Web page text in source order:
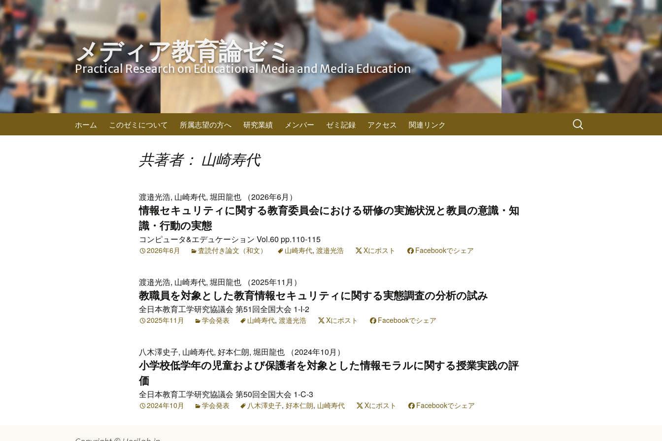
メディア教育論ゼミ
Practical Research on Educational Media and Media Education
ホーム このゼミについて 所属志望の方へ 研究業績 メンバー ゼミ記録 アクセス 関連リンク
検
索:
共著者： 山崎寿代
渡邉光浩, 山崎寿代, 堀田龍也 （2026年6月）
情報セキュリティに関する教育委員会における研修の実施状況と教員の意識・知
識・行動の実態
コンピュータ&エデュケーション Vol.60 pp.110-115
2026年6月 査読付き論文（和文） 山崎寿代, 渡邉光浩 Xにポスト Facebookでシェア
渡邉光浩, 山崎寿代, 堀田龍也 （2025年11月）
教職員を対象とした教育情報セキュリティに関する実態調査の分析の試み
全日本教育工学研究協議会 第51回全国大会 1-I-2
2025年11月 学会発表 山崎寿代, 渡邉光浩 Xにポスト Facebookでシェア
八木澤史子, 山崎寿代, 好本仁朗, 堀田龍也 （2024年10月）
小学校低学年の児童および保護者を対象とした情報モラルに関する授業実践の評
価
全日本教育工学研究協議会 第50回全国大会 1-C-3
2024年10月 学会発表 八木澤史子, 好本仁朗, 山崎寿代 Xにポスト Facebookでシェア